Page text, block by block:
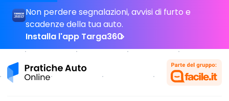
Non perdere segnalazioni, avvisi di furto e
scadenze della tua auto.
Installa l'app Targa360
Pratiche Auto Online